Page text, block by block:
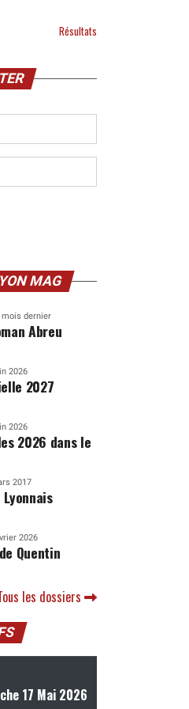
Résultats
MAG
mois dernier
Abreu
2026
2027
2026
2026 dans le
2017
2026
Quentin
les dossiers
17 Mai 2026